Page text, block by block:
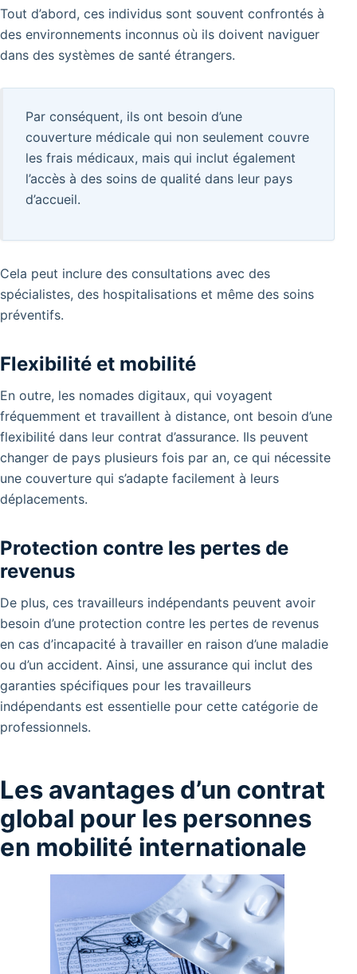
Tout d’abord, ces individus sont souvent confrontés à
des environnements inconnus où ils doivent naviguer
dans des systèmes de santé étrangers.
Par conséquent, ils ont besoin d’une
couverture médicale qui non seulement couvre
les frais médicaux, mais qui inclut également
l’accès à des soins de qualité dans leur pays
d’accueil.
Cela peut inclure des consultations avec des
spécialistes, des hospitalisations et même des soins
préventifs.
Flexibilité et mobilité
En outre, les nomades digitaux, qui voyagent
fréquemment et travaillent à distance, ont besoin d’une
flexibilité dans leur contrat d’assurance. Ils peuvent
changer de pays plusieurs fois par an, ce qui nécessite
une couverture qui s’adapte facilement à leurs
déplacements.
Protection contre les pertes de
revenus
De plus, ces travailleurs indépendants peuvent avoir
besoin d’une protection contre les pertes de revenus
en cas d’incapacité à travailler en raison d’une maladie
ou d’un accident. Ainsi, une assurance qui inclut des
garanties spécifiques pour les travailleurs
indépendants est essentielle pour cette catégorie de
professionnels.
Les avantages d’un contrat
global pour les personnes
en mobilité internationale